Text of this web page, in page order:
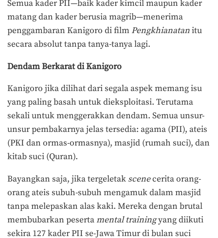
Semua kader PII—baik kader kimcil maupun kader
matang dan kader berusia magrib—menerima
penggambaran Kanigoro di film Pengkhianatanitu
secara absolut tanpa tanya-tanya lagi.
Dendam Berkarat di Kanigoro
Kanigoro jika dilihat dari segala aspek memang isu
yang paling basah untuk dieksploitasi. Terutama
sekali untuk menggerakkan dendam. Semua unsur-
unsur pembakarnya jelas tersedia: agama (PII), ateis
(PKI dan ormas-ormasnya), masjid (rumah suci), dan
kitab suci (Quran).
Bayangkan saja, jika tergeletak scenecerita orang-
orang ateis subuh-subuh mengamuk dalam masjid
tanpa melepaskan alas kaki. Mereka dengan brutal
membubarkan pesertamental trainingyang diikuti
sekira 127 kader PII se-Jawa Timur di bulan suci